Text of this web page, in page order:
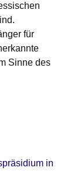
für
Sinne des
in